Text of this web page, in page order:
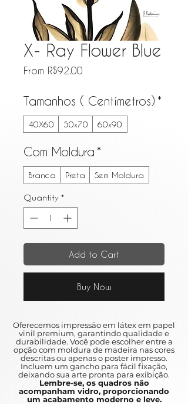
X- Ray Flower Blue
From R$92.00
Tamanhos ( Centímetros) *
40X60 50x70 60x90
Com Moldura *
Branca Preta Sem Moldura
Quantity *
Add to Cart
Buy Now
Oferecemos impressão em látex em papel
vinil premium, garantindo qualidade e
durabilidade. Você pode escolher entre a
opção com moldura de madeira nas cores
descritas ou apenas o poster impresso.
Incluem um gancho para fácil fixação,
deixando sua arte pronta para exibição.
Lembre-se, os quadros não
acompanham vidro, proporcionando
um acabamento moderno e leve.